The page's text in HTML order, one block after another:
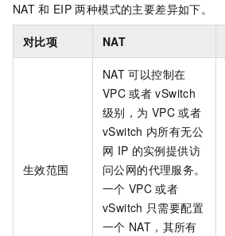
NAT 和 EIP 两种模式的主要差异如下。
对比项 NAT
生效范围
NAT 可以控制在
VPC 或者 vSwitch
级别，为 VPC 或者
vSwitch 内所有无公
网 IP 的实例提供访
问公网的代理服务。
一个 VPC 或者
vSwitch 只需要配置
一个 NAT，其所有